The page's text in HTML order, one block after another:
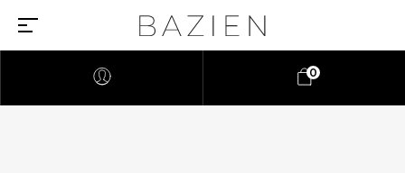
0